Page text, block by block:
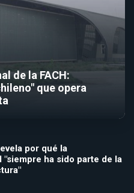
de la FACH:
que opera
por qué la
"siempre ha sido parte de la